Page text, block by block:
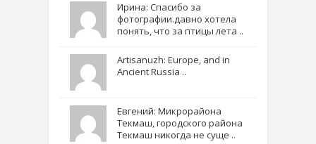
Ирина: Спасибо за
фотографии.давно хотела
понять, что за птицы лета ..
Artisanuzh: Europe, and in
Ancient Russia ..
Евгений: Микрорайона
Текмаш, городского района
Текмаш никогда не суще ..